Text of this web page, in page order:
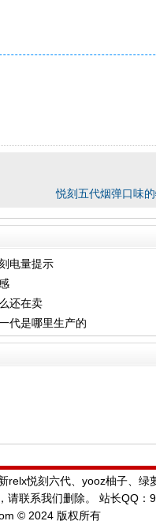
悦刻五代烟弹口味
电量提示
还在卖
代是哪里生产的
relx悦刻六代、yooz柚子、绿
请联系我们删除。 站长QQ：
© 2024 版权所有